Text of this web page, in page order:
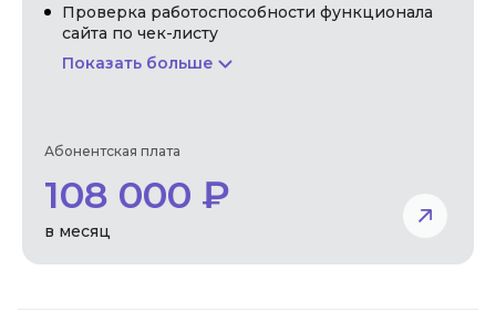
Проверка работоспособности функционала
сайта по чек-листу
Показать больше
Абонентская плата
108 000 ₽
в месяц